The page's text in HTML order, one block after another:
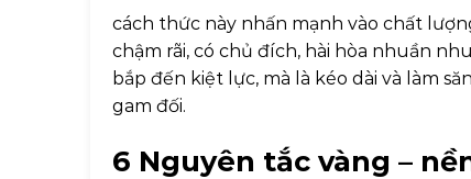
cách thức này nhấn mạnh vào chất
chậm rãi, có chủ đích, hài hòa nhuần
bắp đến kiệt lực, mà là kéo dài và làm
gam đối.
6 Nguyên tắc vàng –